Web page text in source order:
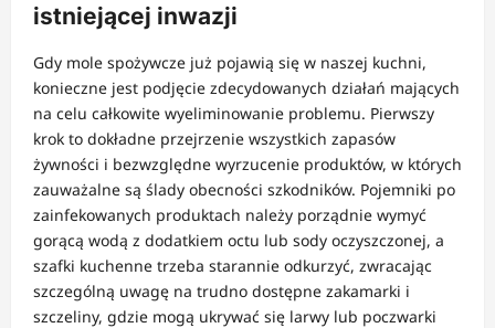
istniejącej inwazji
Gdy mole spożywcze już pojawią się w naszej kuchni,
konieczne jest podjęcie zdecydowanych działań mających
na celu całkowite wyeliminowanie problemu. Pierwszy
krok to dokładne przejrzenie wszystkich zapasów
żywności i bezwzględne wyrzucenie produktów, w których
zauważalne są ślady obecności szkodników. Pojemniki po
zainfekowanych produktach należy porządnie wymyć
gorącą wodą z dodatkiem octu lub sody oczyszczonej, a
szafki kuchenne trzeba starannie odkurzyć, zwracając
szczególną uwagę na trudno dostępne zakamarki i
szczeliny, gdzie mogą ukrywać się larwy lub poczwarki